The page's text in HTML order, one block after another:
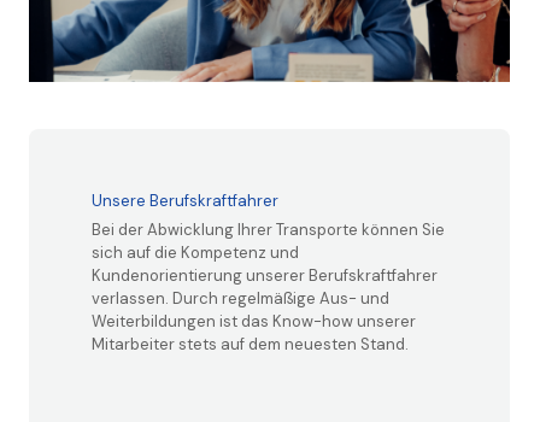
Unsere Berufskraftfahrer
Bei der Abwicklung Ihrer Transporte können Sie
sich auf die Kompetenz und
Kundenorientierung unserer Berufskraftfahrer
verlassen. Durch regelmäßige Aus- und
Weiterbildungen ist das Know-how unserer
Mitarbeiter stets auf dem neuesten Stand.